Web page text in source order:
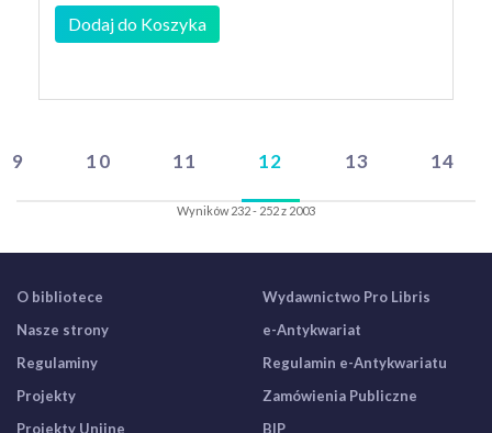
Dodaj do Koszyka
9 10 11 12 13 14
Wyników 232 - 252 z 2003
O bibliotece
Nasze strony
Regulaminy
Projekty
Projekty Unijne
Wydawnictwo Pro Libris
e-Antykwariat
Regulamin e-Antykwariatu
Zamówienia Publiczne
BIP